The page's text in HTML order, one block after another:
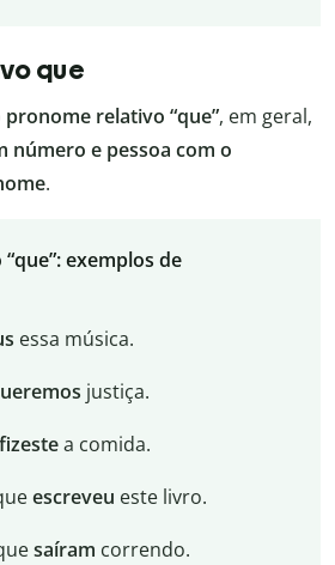
que
pronome relativo “que”, em geral,
número e pessoa com o
.
exemplos de
essa música.
justiça.
fizestea comida.
escreveu este livro.
saíram correndo.